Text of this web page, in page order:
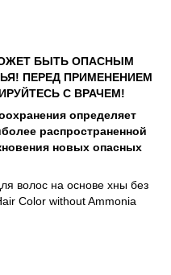
БЫТЬ ОПАСНЫМ
ПЕРЕД ПРИМЕНЕНИЕМ
С ВРАЧЕМ!
определяет
распространенной
новых опасных
волос на основе хны без
Color without Ammonia